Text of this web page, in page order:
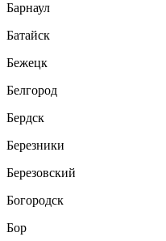
Барнаул
Батайск
Бежецк
Белгород
Бердск
Березники
Березовский
Богородск
Бор